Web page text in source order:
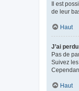
Il est
de leur
Haut
J’ai
Pas de
Suivez
Haut